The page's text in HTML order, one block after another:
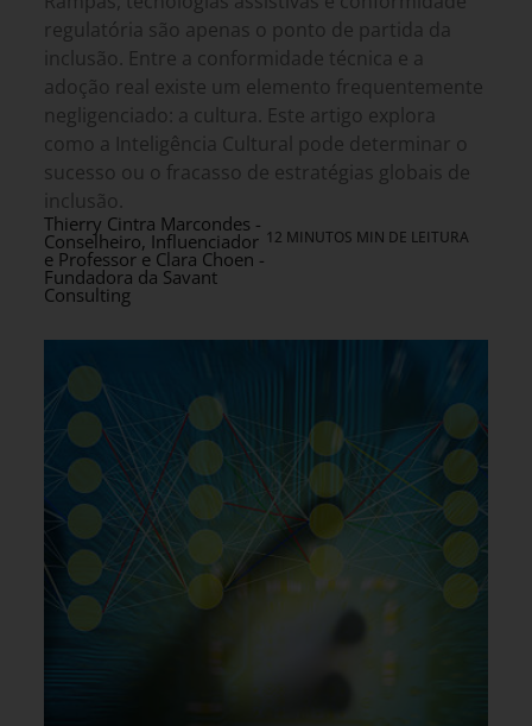
regulatória são apenas o ponto de partida da
inclusão. Entre a conformidade técnica e a
adoção real existe um elemento frequentemente
negligenciado: a cultura. Este artigo explora
como a Inteligência Cultural pode determinar o
sucesso ou o fracasso de estratégias globais de
inclusão.
Thierry Cintra Marcondes -
Conselheiro, Influenciador
e Professor e Clara Choen -
Fundadora da Savant
Consulting
12 MINUTOS MIN DE LEITURA